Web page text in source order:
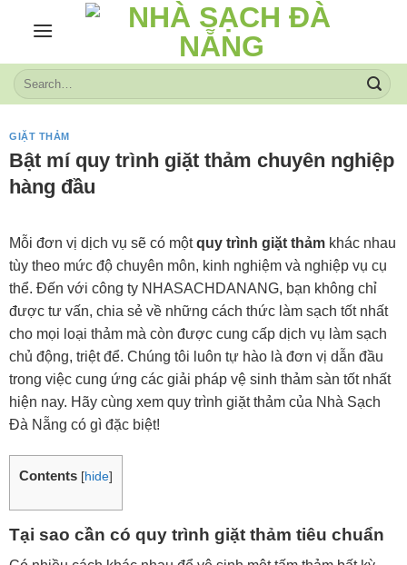
GIẶT THẢM
Bật mí quy trình giặt thảm chuyên nghiệp
hàng đầu
Mỗi đơn vị dịch vụ sẽ có mộtquy trình giặt thảm khác nhau
tùy theo mức độ chuyên môn, kinh nghiệm và nghiệp vụ cụ
thể. Đến với công ty NHASACHDANANG, bạn không chỉ
được tư vấn, chia sẻ về những cách thức làm sạch tốt nhất
cho mọi loại thảm mà còn được cung cấp dịch vụ làm sạch
chủ động, triệt để. Chúng tôi luôn tự hào là đơn vị dẫn đầu
trong việc cung ứng các giải pháp vệ sinh thảm sàn tốt nhất
hiện nay. Hãy cùng xem quy trình giặt thảm của Nhà Sạch
Đà Nẵng có gì đặc biệt!
Contents [hide]
Tại sao cần có quy trình giặt thảm tiêu chuẩn